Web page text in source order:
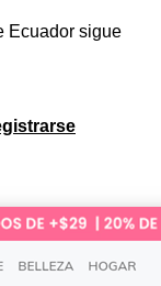
Ecuador sigue